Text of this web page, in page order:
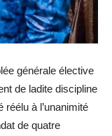
générale élective
de ladite discipline
à l’unanimité
de quatre